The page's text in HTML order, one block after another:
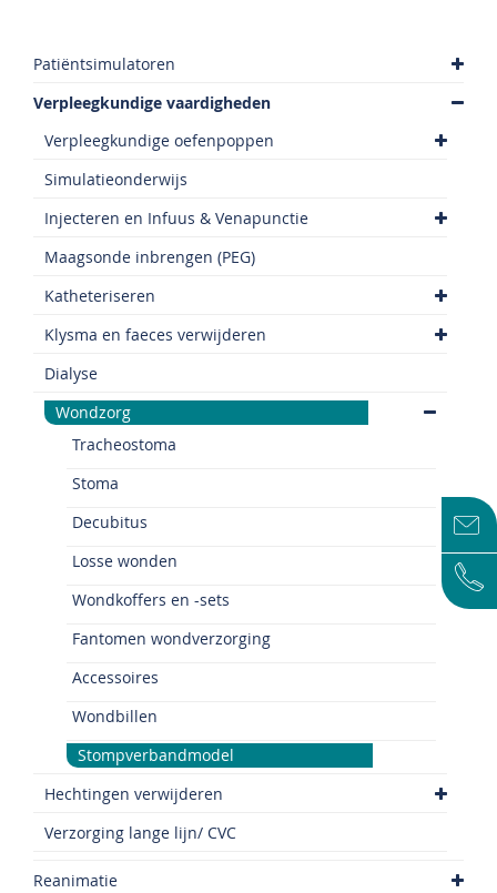
Patiëntsimulatoren
Verpleegkundige vaardigheden
Verpleegkundige oefenpoppen
Simulatieonderwijs
Injecteren en Infuus & Venapunctie
Maagsonde inbrengen (PEG)
Katheteriseren
Klysma en faeces verwijderen
Dialyse
Wondzorg
Tracheostoma
Stoma
Decubitus
Losse wonden
Wondkoffers en -sets
Fantomen wondverzorging
Accessoires
Wondbillen
Stompverbandmodel
Hechtingen verwijderen
Verzorging lange lijn/ CVC
Reanimatie